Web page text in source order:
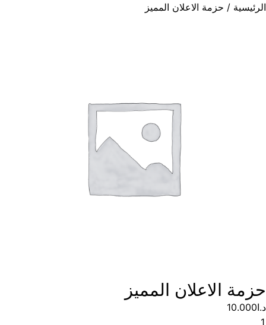
الرئيسية / حزمة الاعلان المميز
حزمة الاعلان المميز
د.ا10.000